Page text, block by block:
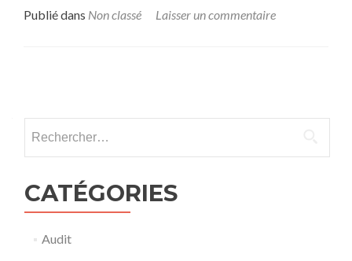
Publié dans Non classé Laisser un commentaire
navigation
CATÉGORIES
Audit